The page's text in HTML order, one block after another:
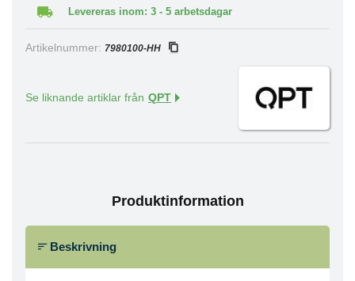
Levereras inom: 3 - 5 arbetsdagar
Artikelnummer: 7980100-HH
Se liknande artiklar från QPT
Produktinformation
Beskrivning